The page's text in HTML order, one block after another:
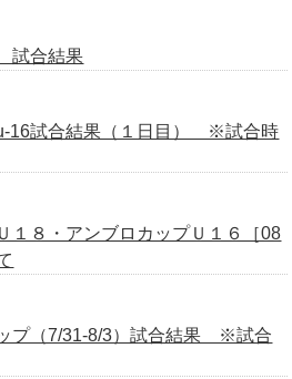
試合結果
u-16試合結果（１日目） ※試合時
１８・アンブロカップＵ１６［08
ップ（7/31-8/3）試合結果 ※試合